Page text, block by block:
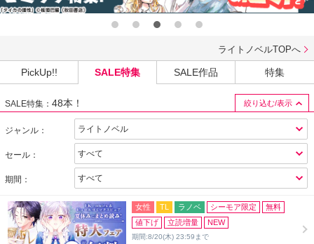
ライトノベルTOPへ
PickUp!! SALE特集 SALE作品 特集
SALE特集： 48本！ 絞り込む/表示
ジャンル：
セール：
期間：
女性 TL ラノベ シーモア限定
無料
値下げ
立読増量 NEW
期間:8/20(木) 23:59まで